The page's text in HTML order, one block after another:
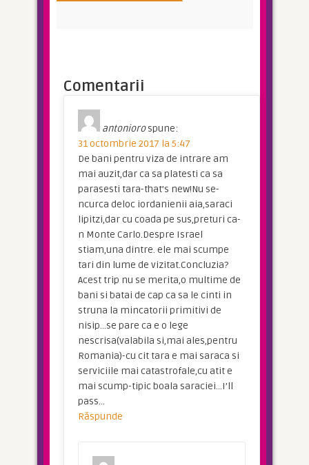
Comentarii
antonioro spune:
31 octombrie 2017 la 5:47
De bani pentru viza de intrare am
mai auzit,dar ca sa platesti ca sa
parasesti tara-that’s new!Nu se-
ncurca deloc iordanienii aia,saraci
lipitzi,dar cu coada pe sus,preturi ca-
n Monte Carlo.Despre Israel
stiam,una dintre. ele mai scumpe
tari din lume de vizitat.Concluzia?
Acest trip nu se merita,o multime de
bani si batai de cap ca sa le cinti in
struna la mincatorii primitivi de
nisip…se pare ca e o lege
nescrisa(valabila si,mai ales,pentru
Romania)-cu cit tara e mai saraca si
serviciile mai catastrofale,cu atit e
mai scump-tipic boala saraciei…I’ll
pass…
Răspunde